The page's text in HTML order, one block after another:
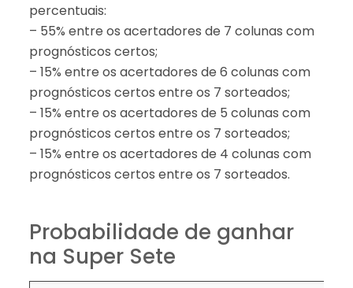
percentuais:
– 55% entre os acertadores de 7 colunas com
prognósticos certos;
– 15% entre os acertadores de 6 colunas com
prognósticos certos entre os 7 sorteados;
– 15% entre os acertadores de 5 colunas com
prognósticos certos entre os 7 sorteados;
– 15% entre os acertadores de 4 colunas com
prognósticos certos entre os 7 sorteados.
Probabilidade de ganhar
na Super Sete